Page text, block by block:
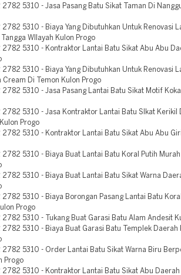
2782 5310 - Jasa Pasang Batu Sikat Taman Di
2782 5310 - Biaya Yang Dibutuhkan Untuk Renovasi
WIlayah Kulon Progo
2782 5310 - Kontraktor Lantai Batu Sikat Abu Abu
2782 5310 - Biaya Yang Dibutuhkan Untuk Renovasi
Cream Di Temon Kulon Progo
2782 5310 - Jasa Pasang Lantai Batu Sikat Motif
2782 5310 - Jasa Kontraktor Lantai Batu SIkat Kerikil
Progo
2782 5310 - Kontraktor Lantai Batu Sikat Abu Abu
2782 5310 - Biaya Buat Lantai Batu Koral Putih Murah
2782 5310 - Biaya Buat Lantai Batu Sikat Warna
2782 5310 - Biaya Borongan Pasang Lantai Batu
Progo
2782 5310 - Tukang Buat Garasi Batu Alam Andesit
2782 5310 - Biaya Buat Garasi Batu Templek Daerah
2782 5310 - Order Lantai Batu Sikat Warna Biru
Progo
2782 5310 - Kontraktor Lantai Batu Sikat Abu